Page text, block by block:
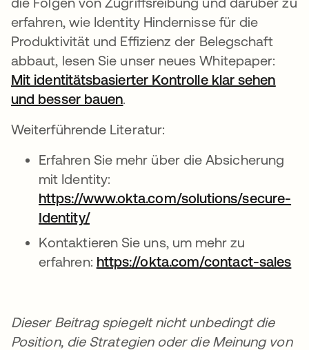
erfahren, wie Identity Hindernisse für die
Produktivität und Effizienz der Belegschaft
abbaut, lesen Sie unser neues Whitepaper:
Mit identitätsbasierter Kontrolle klar sehen
und besser bauen
Weiterführende Literatur:
Erfahren Sie mehr über die Absicherung
mit Identity:
https://www.okta.com/solutions/secure-
Identity/wird in einer neuen Registerkarte
Kontaktieren Sie uns, um mehr zu
erfahren: https://okta.com/contact-sales
Dieser Beitrag spiegelt nicht unbedingt die
Position, die Strategien oder die Meinung von